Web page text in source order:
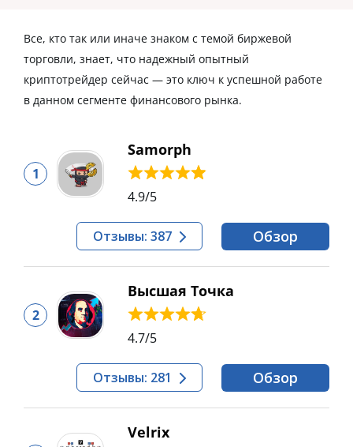
Все, кто так или иначе знаком с темой биржевой
торговли, знает, что надежный опытный
криптотрейдер сейчас — это ключ к успешной работе
в данном сегменте финансового рынка.
1
Samorph
4.9/5
Отзывы: 387 Обзор
2
Высшая Точка
4.7/5
Отзывы: 281 Обзор
Velrix